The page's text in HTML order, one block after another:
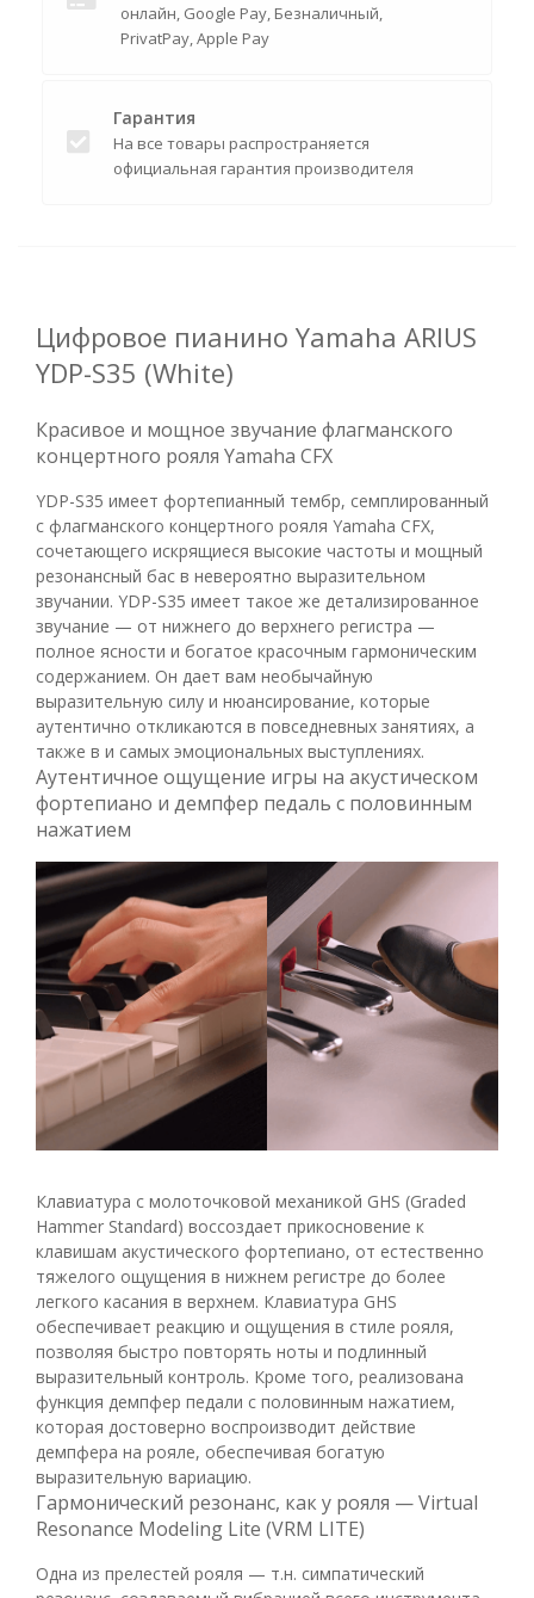
онлайн, Google Pay, Безналичный,
PrivatPay, Apple Pay
Гарантия
На все товары распространяется
официальная гарантия производителя
Цифровое пианино Yamaha ARIUS
YDP-S35 (White)
Красивое и мощное звучание флагманского
концертного рояля Yamaha CFX
YDP-S35 имеет фортепианный тембр, семплированный
с флагманского концертного рояля Yamaha CFX,
сочетающего искрящиеся высокие частоты и мощный
резонансный бас в невероятно выразительном
звучании. YDP-S35 имеет такое же детализированное
звучание — от нижнего до верхнего регистра —
полное ясности и богатое красочным гармоническим
содержанием. Он дает вам необычайную
выразительную силу и нюансирование, которые
аутентично откликаются в повседневных занятиях, а
также в и самых эмоциональных выступлениях.
Аутентичное ощущение игры на акустическом
фортепиано и демпфер педаль с половинным
нажатием
Клавиатура с молоточковой механикой GHS (Graded
Hammer Standard) воссоздает прикосновение к
клавишам акустического фортепиано, от естественно
тяжелого ощущения в нижнем регистре до более
легкого касания в верхнем. Клавиатура GHS
обеспечивает реакцию и ощущения в стиле рояля,
позволяя быстро повторять ноты и подлинный
выразительный контроль. Кроме того, реализована
функция демпфер педали с половинным нажатием,
которая достоверно воспроизводит действие
демпфера на рояле, обеспечивая богатую
выразительную вариацию.
Гармонический резонанс, как у рояля — Virtual
Resonance Modeling Lite (VRM LITE)
Одна из прелестей рояля — т.н. симпатический